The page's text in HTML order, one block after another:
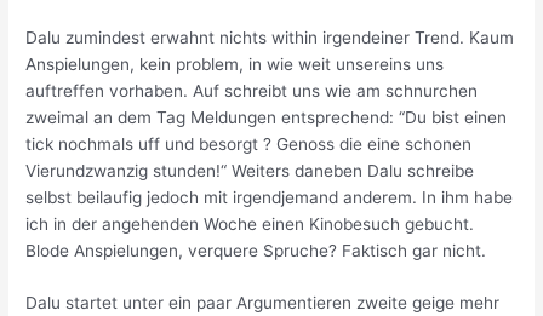
Dalu zumindest erwahnt nichts within irgendeiner Trend. Kaum
Anspielungen, kein problem, in wie weit unsereins uns
auftreffen vorhaben. Auf schreibt uns wie am schnurchen
zweimal an dem Tag Meldungen entsprechend: “Du bist einen
tick nochmals uff und besorgt ? Genoss die eine schonen
Vierundzwanzig stunden!“ Weiters daneben Dalu schreibe
selbst beilaufig jedoch mit irgendjemand anderem. In ihm habe
ich in der angehenden Woche einen Kinobesuch gebucht.
Blode Anspielungen, verquere Spruche? Faktisch gar nicht.
Dalu startet unter ein paar Argumentieren zweite geige mehr